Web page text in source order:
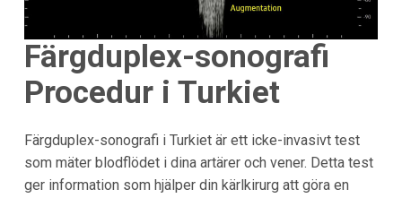
Färgduplex-sonografi
Procedur i Turkiet
Färgduplex-sonografi i Turkiet är ett icke-invasivt test
som mäter blodflödet i dina artärer och vener. Detta test
ger information som hjälper din kärlkirurg att göra en